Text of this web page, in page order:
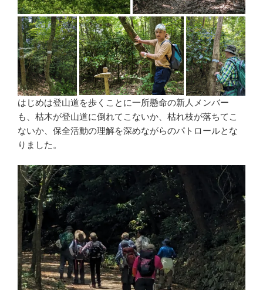
はじめは登山道を歩くことに一所懸命の新人メンバー
も、枯木が登山道に倒れてこないか、枯れ枝が落ちてこ
ないか、保全活動の理解を深めながらのパトロールとな
りました。